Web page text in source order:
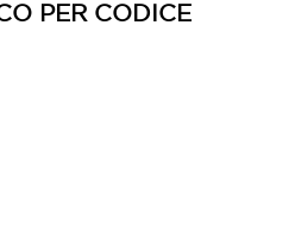
PER CODICE